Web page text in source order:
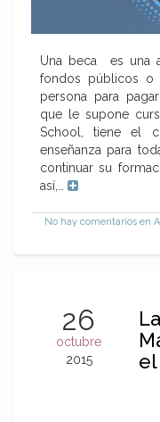
Una beca es una
fondos públicos o
persona para
que le supone
School, tiene el
enseñanza para
continuar su
así,…
No hay comentarios en
26
octubre
2015